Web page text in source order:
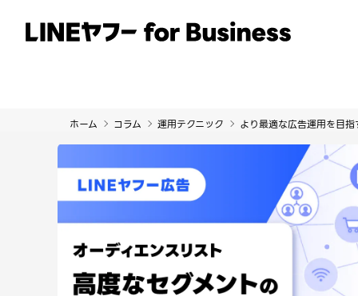
サービス 事例 イベント・セミナー
ホーム コラム 運用テクニック より最適な広告運用を目